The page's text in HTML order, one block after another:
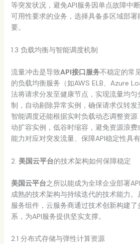
等突发状况，避免API服务因单点故障中
可用性要求的业务，选择具备多区域部
要。
1.3 负载均衡与智能调度机制
流量冲击是导致API接口服务不稳定的常
的负载均衡服务（如AWS ELB、Azure
法将请求分发至健康节点，实现流量均
制，自动剔除异常实例，确保请求仅转发
智能调度还能根据实时负载动态调整资
动扩容实例，低谷时缩容，避免资源浪
能力对应对突发流量、保障API稳定性具有
2. 美国云平台的技术架构如何保障稳定
美国云平台之所以能成为全球企业部署
成熟的技术架构与持续迭代的技术能力
服务组件，云服务商通过技术创新构建
系，为API服务提供坚实支撑。
2.1 分布式存储与弹性计算资源